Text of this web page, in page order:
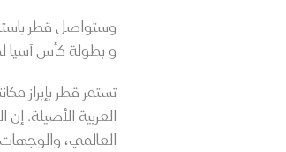
و بطولة كأس آسيا لكرة القدم (من 12 يناير إلى 10 فبراير 2024)، وقمة الويب،
تستمر قطر بإبراز
العالمي،